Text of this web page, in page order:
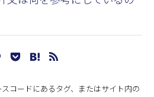
スコードにあるタグ、またはサイト内の